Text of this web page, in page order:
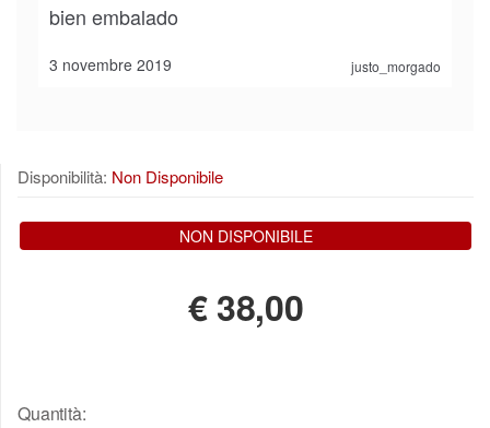
3 novembre 2019 justo_morgado
bien embalado
Disponibilità: Non Disponibile
NON DISPONIBILE
€38,00
Quantità: